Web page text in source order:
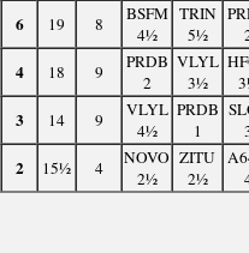
6 19 8
BSFM
4½
TRIN
5½
4 18 9
PRDB
2
VLYL
3½
3 14 9
VLYL
4½
PRDB
1
2 15½ 4
NOVO
2½
ZITU
2½